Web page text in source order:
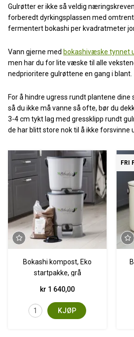
Gulrøtter er ikke så veldig
forberedt dyrkingsplassen med
fermentert bokashi per kvadratmeter
Vann gjerne med bokashivæske tynnet
men har du for lite væske til alle
nedprioritere gulrøttene en gang i blant.
For å hindre ugress rundt plantene
så du ikke må vanne så ofte, bør du
3-4 cm tykt lag med gressklipp rundt
de har blitt store nok til å ikke forsvinne
Bokashi kompost, Eko
startpakke, grå
kr 1 640,00
KJØP
FRI